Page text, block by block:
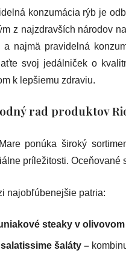
konzumácia rýb je
z najzdravších národov
a najmä pravidelná
svoj jedálniček o
k lepšiemu zdraviu.
rad produktov
ponúka široký
príležitosti. Oceňované
najobľúbenejšie patria:
steaky v
šaláty –